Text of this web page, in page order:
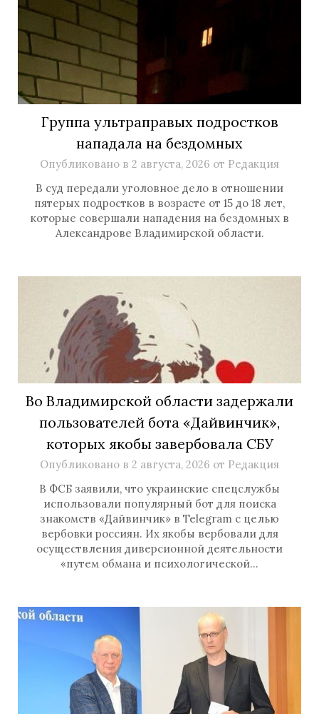
Группа ультраправых подростков
нападала на бездомных
Опубликовано в 2 августа, 2026 от Редакция
В суд передали уголовное дело в отношении
пятерых подростков в возрасте от 15 до 18 лет,
которые совершали нападения на бездомных в
Александрове Владимирской области.
Во Владимирской области задержали
пользователей бота «Дайвинчик»,
которых якобы завербовала СБУ
Опубликовано в 2 августа, 2026 от Редакция
В ФСБ заявили, что украинские спецслужбы
использовали популярный бот для поиска
знакомств «Дайвинчик» в Telegram с целью
вербовки россиян. Их якобы вербовали для
осуществления диверсионной деятельности
«путем обмана и психологической…